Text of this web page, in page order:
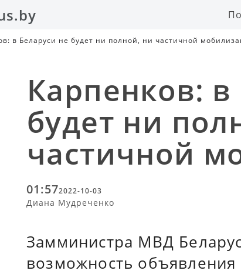
в Беларуси не будет ни полной, ни частичной
Карпенков:
будет ни
частичной
01:572022-10-03
Диана Мудреченко
Замминистра МВД
возможность